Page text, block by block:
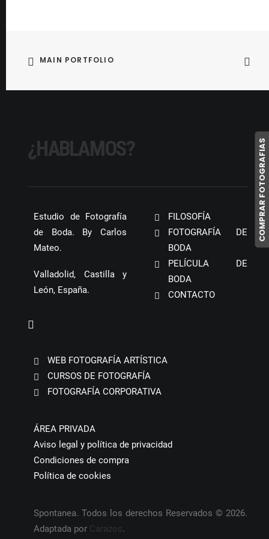
MAIN PORTFOLIO
¿HABLAMOS?
Estudio de Fotografía
de Boda. By Carlos
Mateo.
Valladolid, Castilla y
León, España.
FILOSOFÍA
FOTOGRAFÍA DE
BODA
PELÍCULA DE
BODA
CONTACTO
WEB FOTOGRAFÍA ARTÍSTICA
CURSOS DE FOTOGRAFÍA
FOTOGRAFÍA CORPORATIVA
ÁREA PRIVADA
Aviso legal y política de privacidad
Condiciones de compra
Política de cookies
Spontanea. Todos los derechos Reservados © 2026.
Adaptada por Carazos.
COMPRAR FOTOGRAFIAS